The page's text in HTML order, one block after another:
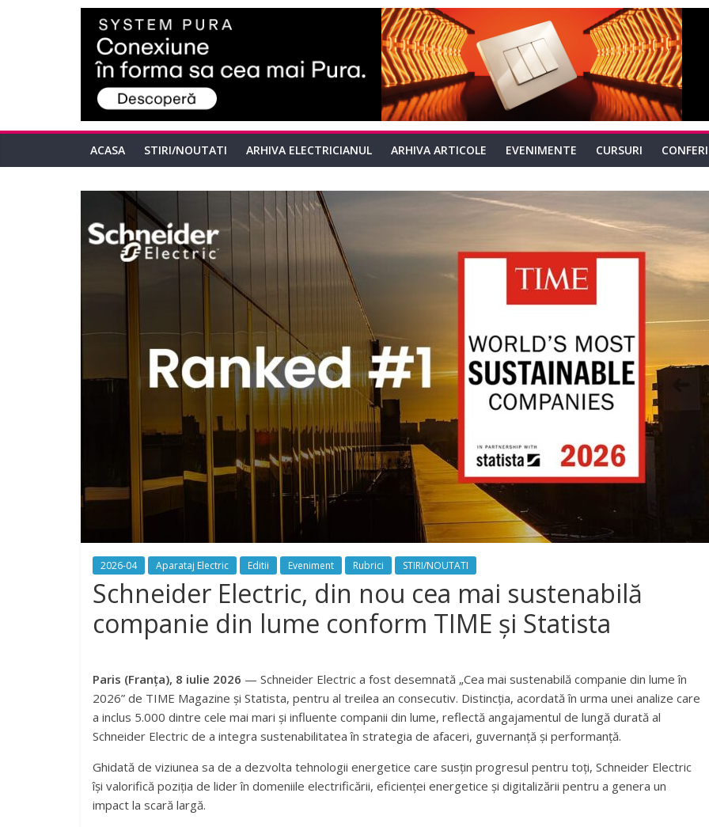
ACASA STIRI/NOUTATI ARHIVA ELECTRICIANUL ARHIVA ARTICOLE EVENIMENTE CURSURI
2026-04 Aparataj Electric Editii Eveniment Rubrici STIRI/NOUTATI
Schneider Electric, din nou cea mai sustenabilă
companie din lume conform TIME și Statista
Paris (Franța), 8 iulie 2026 — Schneider Electric a fost desemnată „Cea mai sustenabilă companie din lume în
2026” de TIME Magazine și Statista, pentru al treilea an consecutiv. Distincția, acordată în urma unei analize care
a inclus 5.000 dintre cele mai mari și influente companii din lume, reflectă angajamentul de lungă durată al
Schneider Electric de a integra sustenabilitatea în strategia de afaceri, guvernanță și performanță.
Ghidată de viziunea sa de a dezvolta tehnologii energetice care susțin progresul pentru toți, Schneider Electric
își valorifică poziția de lider în domeniile electrificării, eficienței energetice și digitalizării pentru a genera un
impact la scară largă.